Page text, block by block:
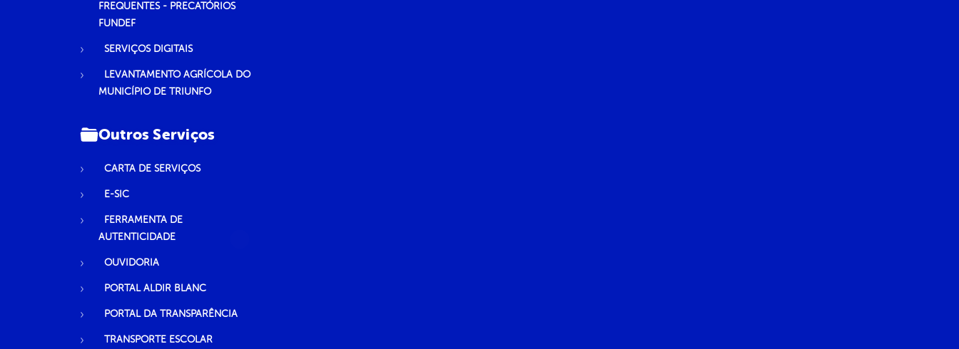
FREQUENTES - PRECATÓRIOS
FUNDEF
SERVIÇOS DIGITAIS
LEVANTAMENTO AGRÍCOLA DO
MUNICÍPIO DE TRIUNFO
Outros Serviços
CARTA DE SERVIÇOS
E-SIC
FERRAMENTA DE
AUTENTICIDADE
OUVIDORIA
PORTAL ALDIR BLANC
PORTAL DA TRANSPARÊNCIA
TRANSPORTE ESCOLAR